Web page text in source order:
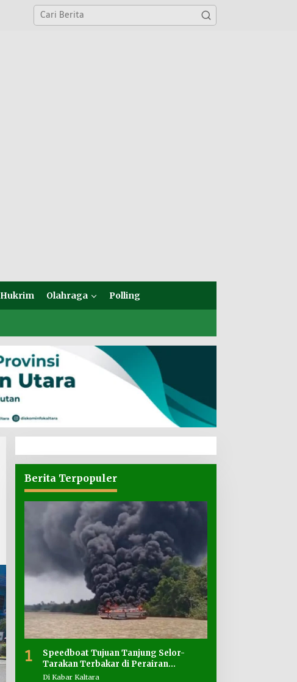
Hukrim Olahraga Polling
Berita Terpopuler
1
Speedboat Tujuan Tanjung Selor-
Tarakan Terbakar di Perairan
Salimbatu
Di Kabar Kaltara